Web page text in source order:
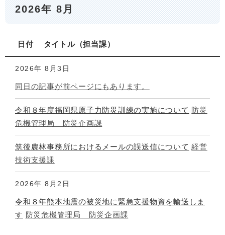
2026年 8月
日付 タイトル 担当課
2026年 8月3日
同日の記事が前ページにもあります。
令和８年度福岡県原子力防災訓練の実施について 防災
危機管理局 防災企画課
筑後農林事務所におけるメールの誤送信について 経営
技術支援課
2026年 8月2日
令和８年熊本地震の被災地に緊急支援物資を輸送しま
す 防災危機管理局 防災企画課